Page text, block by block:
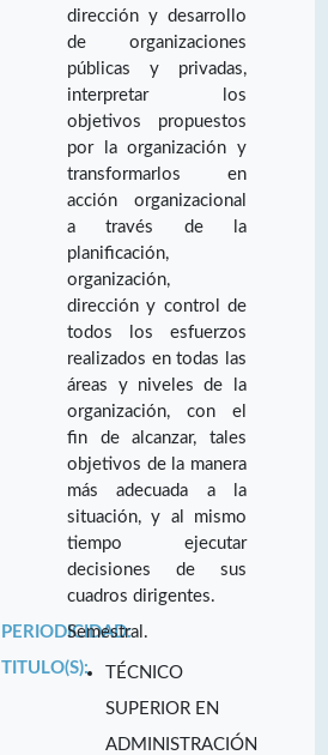
dirección y desarrollo
de organizaciones
públicas y privadas,
interpretar los
objetivos propuestos
por la organización y
transformarlos en
acción organizacional
a través de la
planificación,
organización,
dirección y control de
todos los esfuerzos
realizados en todas las
áreas y niveles de la
organización, con el
fin de alcanzar, tales
objetivos de la manera
más adecuada a la
situación, y al mismo
tiempo ejecutar
decisiones de sus
cuadros dirigentes.
PERIODICIDAD:
Semestral.
TITULO(S):
TÉCNICO
SUPERIOR EN
ADMINISTRACIÓN